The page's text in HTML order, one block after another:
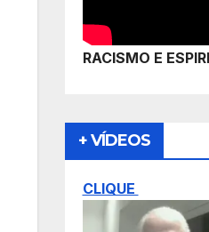
RACISMO E
+ VÍDEOS
CLIQUE